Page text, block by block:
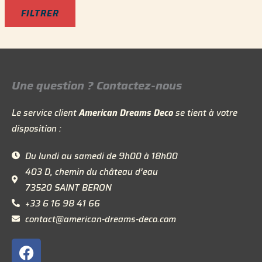
FILTRER
Une question ? Contactez-nous
Le service clientAmerican Dreams Decose tient à votre
disposition :
Du lundi au samedi de 9h00 à 18h00
403 D, chemin du château d’eau
73520 SAINT BERON
+33 6 16 98 41 66
contact@american-dreams-deco.com
F